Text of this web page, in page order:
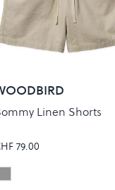
Linen Shorts
79.00
Stone